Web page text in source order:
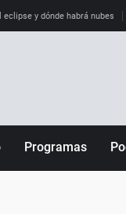
y dónde habrá nubes
Programas